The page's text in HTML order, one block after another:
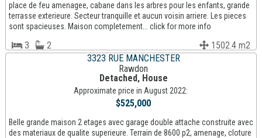
place de feu amenagee, cabane dans les arbres pour les enfants, grande
terrasse exterieure. Secteur tranquille et aucun voisin arriere. Les pieces
sont spacieuses. Maison completement... click for more info
3 2
1502.4 m2
3323 RUE MANCHESTER
Rawdon
Detached, House
Approximate price in August 2022:
$525,000
Belle grande maison 2 etages avec garage double attache construite avec
des materiaux de qualite superieure. Terrain de 8600 p2, amenage, cloture